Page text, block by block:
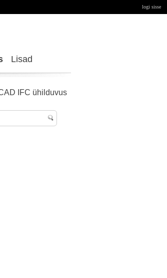
logi sisse
Lisad
IFC ühilduvus